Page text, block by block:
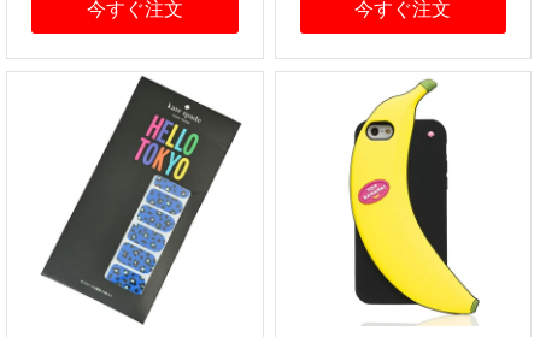
プリント エナメル パテ
ント ハンドバッグ ブラ
ック＋ブラウン ヒョウ
今すぐ注文 今すぐ注文